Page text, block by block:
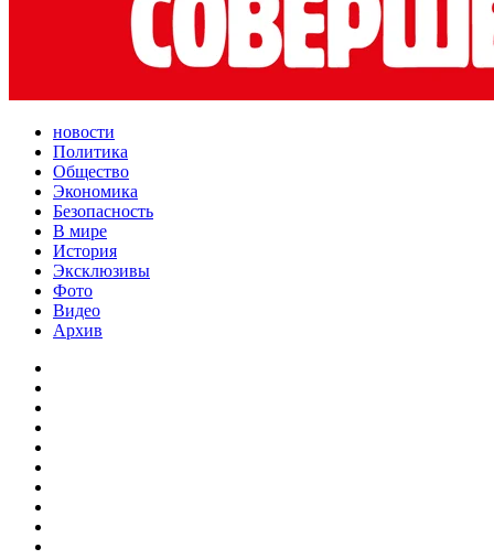
новости
Политика
Общество
Экономика
Безопасность
В мире
История
Эксклюзивы
Фото
Видео
Архив